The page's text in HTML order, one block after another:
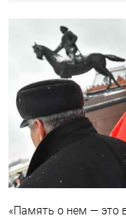
«Память о нем — это